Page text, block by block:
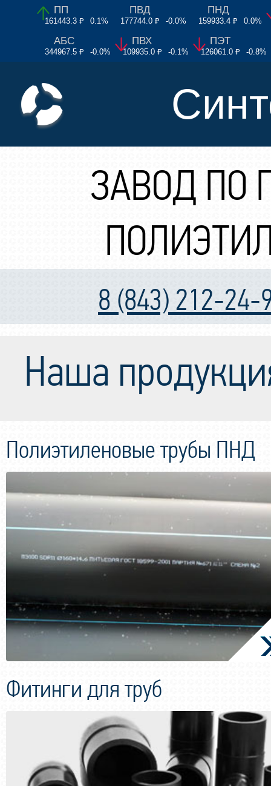
ПП
161443.3 ₽ 0.1%
ПВД
177744.0 ₽ -0.0%
ПНД
159933.4 ₽ 0.0%
АБС
344967.5 ₽ -0.0%
ПВХ
109935.0 ₽ -0.1%
ПЭТ
126061.0 ₽ -0.8%
ЗАВОД ПО
8 (843) 212-24-
Наша
Полиэтиленовые трубы ПНД
Фитинги для труб